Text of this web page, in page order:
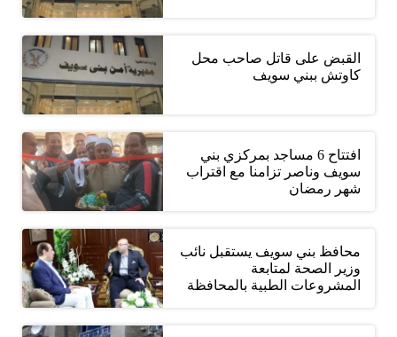
القبض على قاتل صاحب محل
كاوتش ببني سويف
افتتاح 6 مساجد بمركزي بني
سويف وناصر تزامنا مع اقتراب
شهر رمضان
محافظ بني سويف يستقبل نائب
وزير الصحة لمتابعة
المشروعات الطبية بالمحافظة